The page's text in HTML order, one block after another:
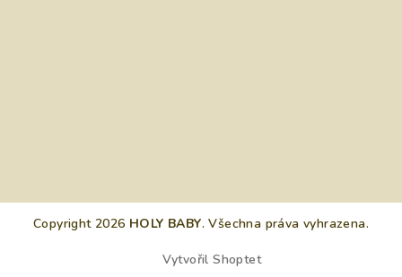
Copyright 2026 HOLY BABY. Všechna práva vyhrazena.
Vytvořil Shoptet